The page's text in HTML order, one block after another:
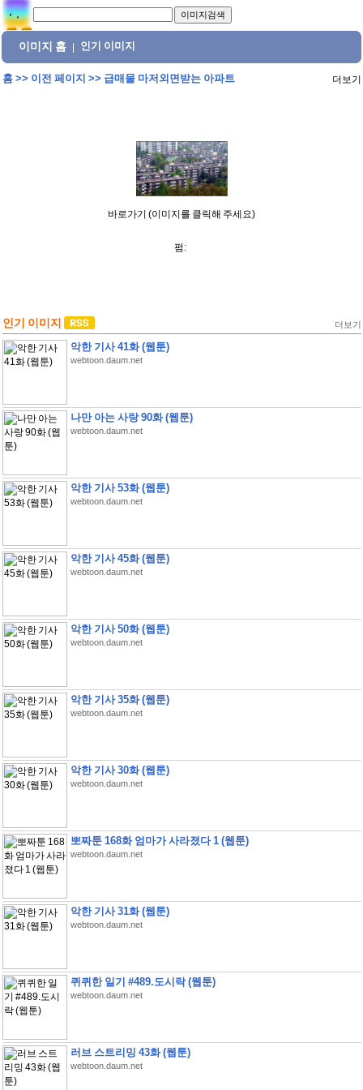
이미지 홈 인기 이미지
홈>> 이전 페이지 >> 급매물 마저외면받는 아파트 더보기
바로가기 (이미지를 클릭해 주세요)
펌:
인기 이미지 더보기
악한 기사 41화 (웹툰)
webtoon.daum.net
나만 아는 사랑 90화 (웹툰)
webtoon.daum.net
악한 기사 53화 (웹툰)
webtoon.daum.net
악한 기사 45화 (웹툰)
webtoon.daum.net
악한 기사 50화 (웹툰)
webtoon.daum.net
악한 기사 35화 (웹툰)
webtoon.daum.net
악한 기사 30화 (웹툰)
webtoon.daum.net
뽀짜툰 168화 엄마가 사라졌다 1 (웹툰)
webtoon.daum.net
악한 기사 31화 (웹툰)
webtoon.daum.net
퀴퀴한 일기 #489.도시락 (웹툰)
webtoon.daum.net
러브 스트리밍 43화 (웹툰)
webtoon.daum.net